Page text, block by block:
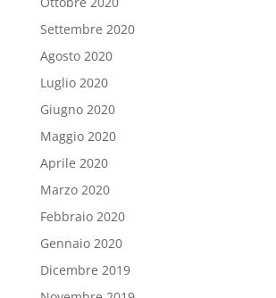
Settembre 2020
Agosto 2020
Luglio 2020
Giugno 2020
Maggio 2020
Aprile 2020
Marzo 2020
Febbraio 2020
Gennaio 2020
Dicembre 2019